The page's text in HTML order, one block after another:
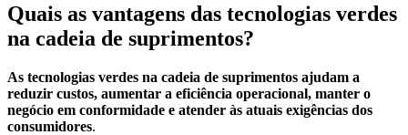
Quais as vantagens das tecnologias verdes
na cadeia de suprimentos?
As tecnologias verdes na cadeia de suprimentos ajudam a
reduzir custos, aumentar a eficiência operacional, manter o
negócio em conformidade e atender às atuais exigências dos
consumidores.